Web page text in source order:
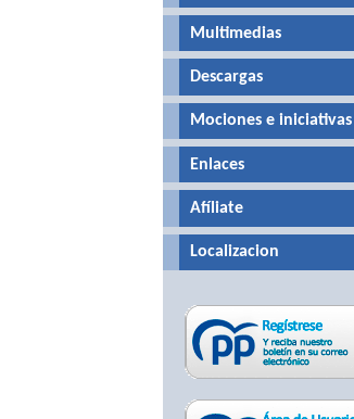
Multimedias
Descargas
Mociones e iniciativas
Enlaces
Afíliate
Localizacion